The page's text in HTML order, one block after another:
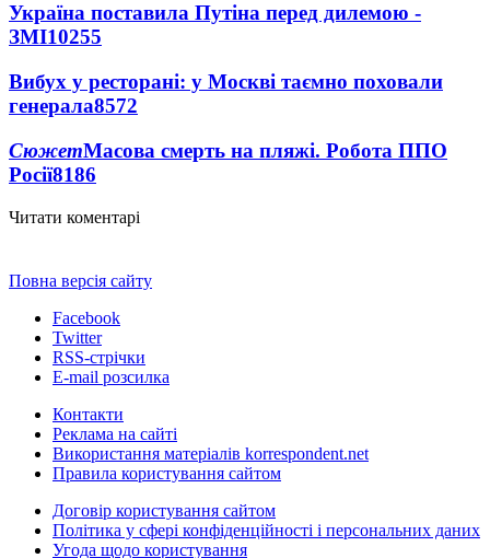
Україна поставила Путіна перед дилемою -
ЗМІ10255
Вибух у ресторані: у Москві таємно поховали
генерала8572
СюжетМасова смерть на пляжі. Робота ППО
Росії8186
Читати коментарі
Повна версія сайту
Facebook
Twitter
RSS-стрічки
E-mail розсилка
Контакти
Реклама на сайті
Використання матеріалів korrespondent.net
Правила користування сайтом
Договір користування сайтом
Політика у сфері конфіденційності і персональних даних
Угода щодо користування